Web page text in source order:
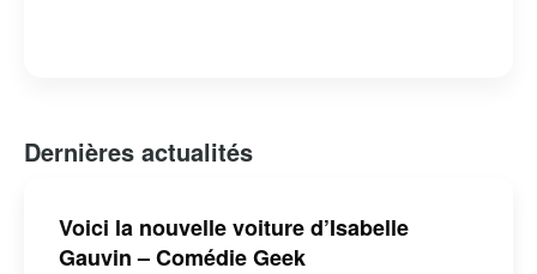
Dernières actualités
Voici la nouvelle voiture d’Isabelle
Gauvin – Comédie Geek